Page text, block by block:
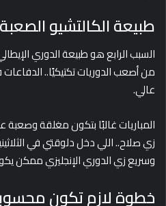
طبيعة الكالتشيو الصعبة
السبب الرابع هو طبيعة الدوري
من أصعب الدوريات تكتيكيًا..
عالي.
المباريات غالبًا بتكون مغلقة وصعبة
زي صلاح.. اللي دخل دلوقتي في
وسريع زي الدوري الإنجليزي ممكن
خطوة لازم تكون